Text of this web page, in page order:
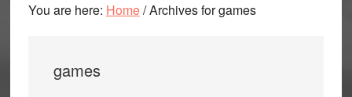
You are here: Home/Archives for games
games